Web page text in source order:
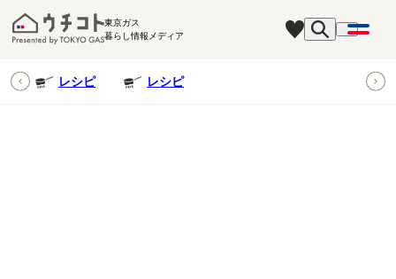
東京ガス
暮らし情報メディア
レシピ レシピ